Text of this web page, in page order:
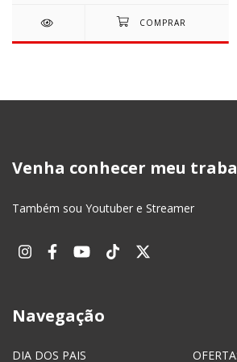
Venha conhecer meu
Também sou Youtuber e Streamer
Navegação
DIA DOS PAIS